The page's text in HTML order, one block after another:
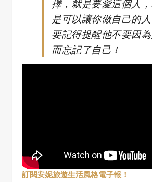
擇，就是要愛這個人
是可以讓你做自己的
要記得提醒他不要因
而忘記了自己！
訂閱安妮旅遊生活風格電子報！